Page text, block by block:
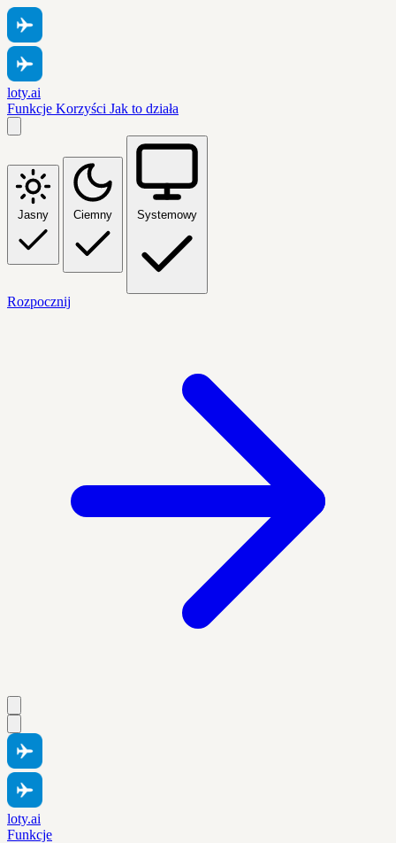
loty.ai
Funkcje Korzyści Jak to działa
Jasny Ciemny Systemowy
Rozpocznij
loty.ai
Funkcje